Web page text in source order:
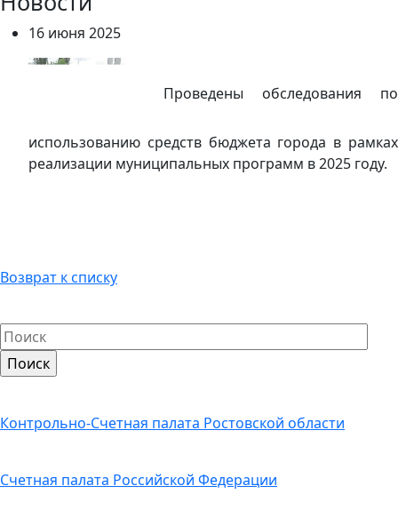
16 июня 2025
Проведены обследования по
использованию средств бюджета города в рамках
реализации муниципальных программ в 2025 году.
Возврат к списку
Контрольно-Счетная палата Ростовской области
Счетная палата Российской Федерации